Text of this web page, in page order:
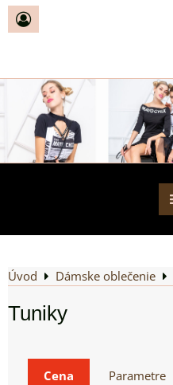
Úvod Dámske oblečenie
Tuniky
Cena Parametre